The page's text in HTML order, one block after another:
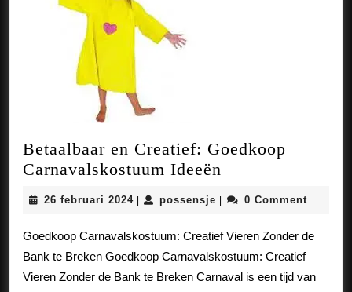
Betaalbaar en Creatief: Goedkoop
Carnavalskostuum Ideeën
Creatief:
Goedkoop
Ideeën
26 februari 202426
| possensje possensje
| 0 Comment
Goedkoop Carnavalskostuum: Creatief Vieren Zonder de
Bank te Breken Goedkoop Carnavalskostuum: Creatief
Vieren Zonder de Bank te Breken Carnaval is een tijd van